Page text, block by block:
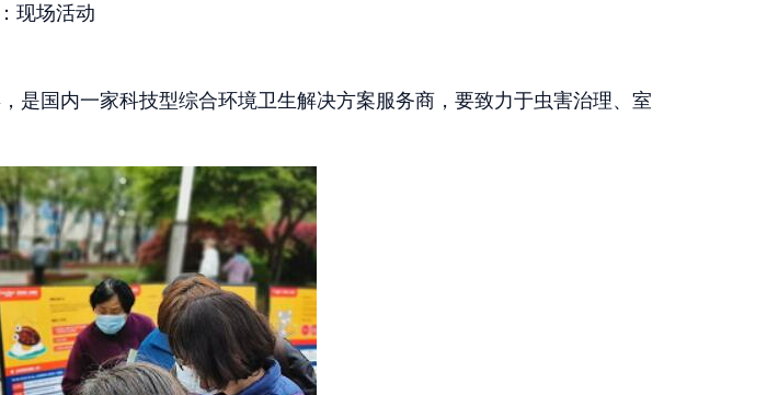
现场活动
国内一家科技型综合环境卫生解决方案服务商，要致力于虫害治理、室